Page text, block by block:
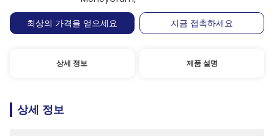
최상의 가격을 얻으세요
지금 접촉하세요
상세 정보 제품 설명
상세 정보